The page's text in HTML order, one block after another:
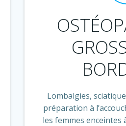
Lombalgies,
préparation à
les femmes enceintes